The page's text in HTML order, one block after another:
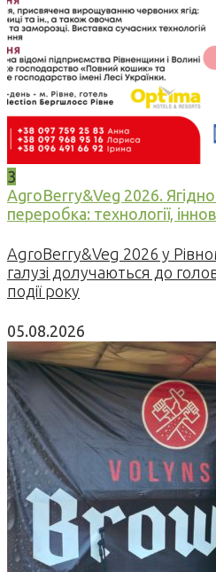
3
AgroBerry&Veg 2026.
переробка: технології,
AgroBerry&Veg 2026 у
галузі долучаються до
події року
05.08.2026